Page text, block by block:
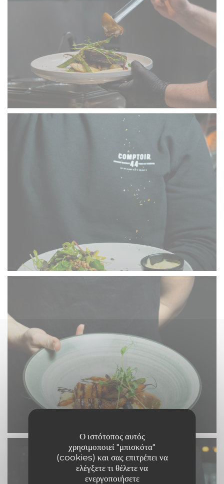
Ο ιστότοπος αυτός
χρησιμοποιεί "μπισκότα"
(cookies) και σας επιτρέπει να
ελέγξετε τι θέλετε να
ενεργοποιήσετε